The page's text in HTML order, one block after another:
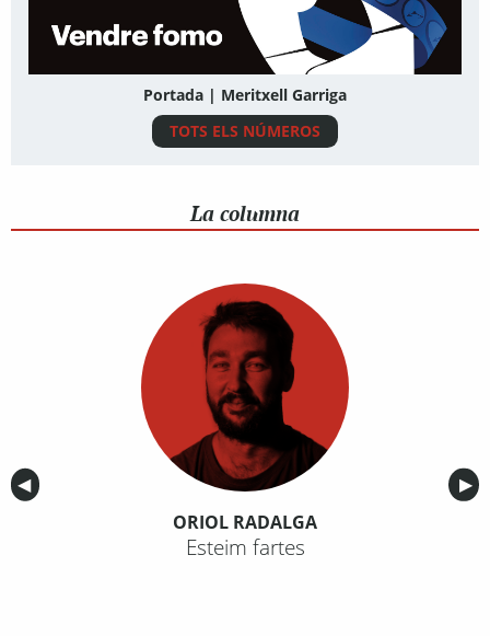
Portada | Meritxell Garriga
TOTS ELS NÚMEROS
La columna
Anterior
◀︎ ▶︎
ORIOL RADALGA
Esteim fartes